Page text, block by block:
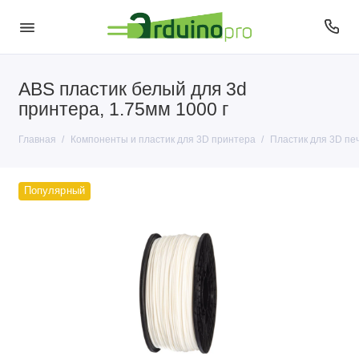
ABS пластик белый для 3d
принтера, 1.75мм 1000 г
Главная Компоненты и пластик для 3D принтера Пластик для 3D
Пластик для 3D печати
Популярный